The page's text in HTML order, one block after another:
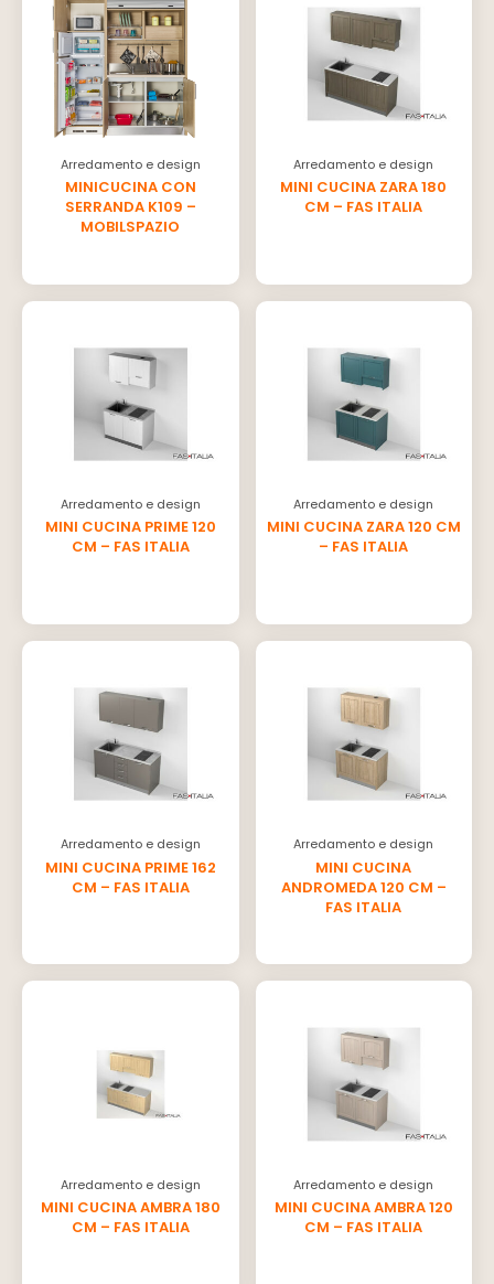
Arredamento e design
MINICUCINA CON
SERRANDA K109 –
MOBILSPAZIO
Arredamento e design
MINI CUCINA ZARA 180
CM – FAS ITALIA
Arredamento e design
MINI CUCINA PRIME 120
CM – FAS ITALIA
Arredamento e design
MINI CUCINA ZARA 120 CM
– FAS ITALIA
Arredamento e design
MINI CUCINA PRIME 162
CM – FAS ITALIA
Arredamento e design
MINI CUCINA
ANDROMEDA 120 CM –
FAS ITALIA
Arredamento e design
MINI CUCINA AMBRA 180
CM – FAS ITALIA
Arredamento e design
MINI CUCINA AMBRA 120
CM – FAS ITALIA